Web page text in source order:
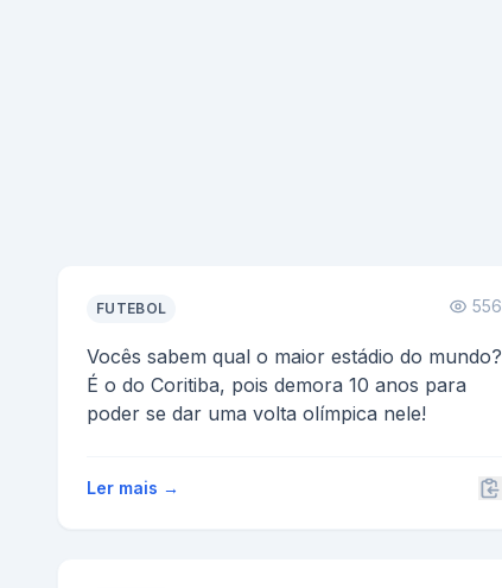
FUTEBOL 556
Vocês sabem qual o maior estádio do mundo?
É o do Coritiba, pois demora 10 anos para
poder se dar uma volta olímpica nele!
Ler mais →